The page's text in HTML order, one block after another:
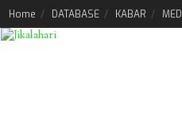
Home DATABASE KABAR